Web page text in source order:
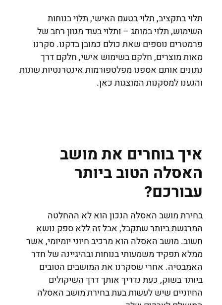
תלוי בתקציב, תלוי בטעם האישי, תלוי בנוחות
השימוש, תלוי במותג – ותלוי בעוד מגוון רחב של
פרמטרים נוספים שאת כולם כמובן בדקנו. סקרנו
מאות מוצרים, חלקם בשימוש אישי, חלקם דרך
נתונים אותם אספנו מפלטפורמות אינטרנטיות שונות
והגענו למסקנות המוצגות כאן.
איך בוחרים את מושב
האסלה הטוב ביותר
עבורכם?
בחירת מושב האסלה הנכון הוא לא ההחלטה
המרגשת ביותר שתקבל, אבל זה ללא ספק נושא
חשוב. מושב האסלה הוא מרכיב חיוני יומיומי, אשר
ממלא תפקיד משמעותי בנוחות ובהיגיינה של חדר
האמבטיה. אחרי שסקרנו את המושבים הטובים
ביותר בשוק, כעת נדריך אותך דרך השיקולים
החיוניים שיש לעשות בעת בחירת מושב האסלה